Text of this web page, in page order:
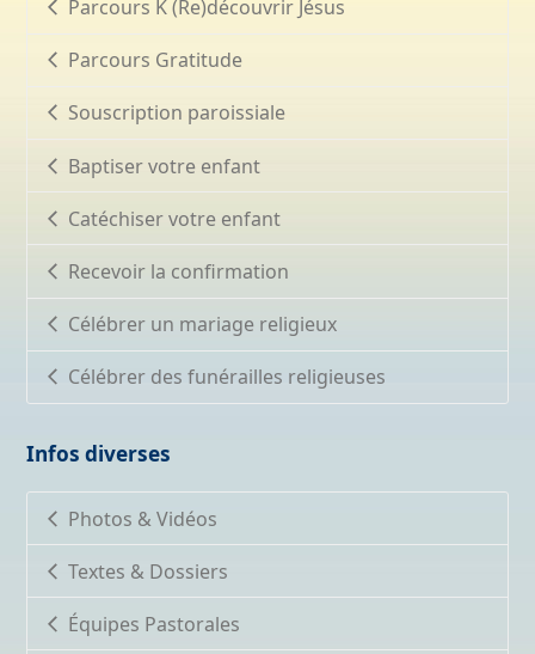
Parcours K (Re)découvrir Jésus
Parcours Gratitude
Souscription paroissiale
Baptiser votre enfant
Catéchiser votre enfant
Recevoir la confirmation
Célébrer un mariage religieux
Célébrer des funérailles religieuses
Infos diverses
Photos & Vidéos
Textes & Dossiers
Équipes Pastorales